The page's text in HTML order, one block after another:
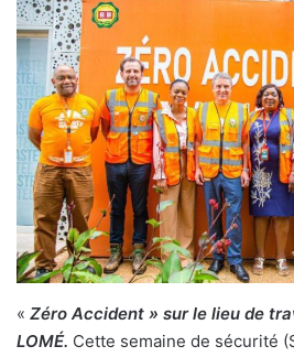
« Zéro Accident » sur le lieu de
LOMÉ. Cette semaine de sécurité